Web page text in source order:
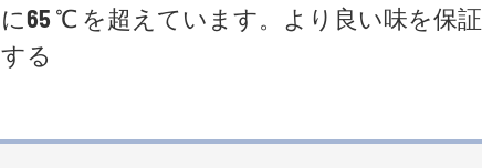
に65 ℃ を超えています。より良い味を保証
する